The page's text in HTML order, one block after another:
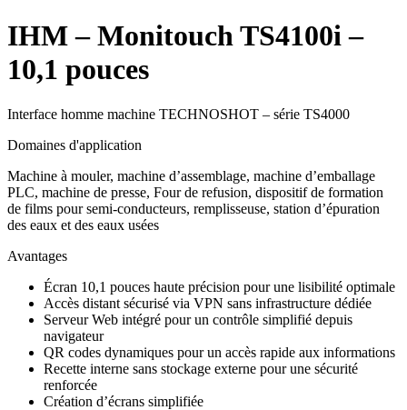
IHM – Monitouch TS4100i –
10,1 pouces
Interface homme machine TECHNOSHOT – série TS4000
Domaines d'application
Machine à mouler, machine d’assemblage, machine d’emballage
PLC, machine de presse, Four de refusion, dispositif de formation
de films pour semi-conducteurs, remplisseuse, station d’épuration
des eaux et des eaux usées
Avantages
Écran 10,1 pouces haute précision pour une lisibilité optimale
Accès distant sécurisé via VPN sans infrastructure dédiée
Serveur Web intégré pour un contrôle simplifié depuis
navigateur
QR codes dynamiques pour un accès rapide aux informations
Recette interne sans stockage externe pour une sécurité
renforcée
Création d’écrans simplifiée